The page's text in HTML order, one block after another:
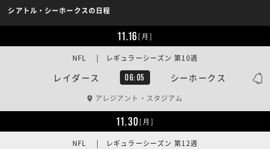
シアトル・シーホークスの日程
11.16[月]
レイダース 06:05 シーホークス
NFL | レギュラーシーズン 第10週
アレジアント・スタジアム
11.30[月]
NFL | レギュラーシーズン 第12週